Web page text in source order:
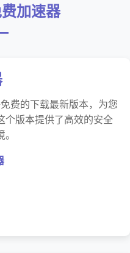
加速器
费的下载最新版本，为您
个版本提供了高效的安全